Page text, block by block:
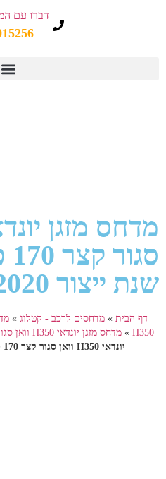
דברו עם
שנת ייצור 2020
דף הבית » מדחסים לרכב - קטלוג »
H350
» מדחס מזגן יונדאי H350 וואן סגור קצר 170 כ”ס Access
יונדאי H350 וואן סגור קצר 170 כ”ס Access שנת ייצור 2020